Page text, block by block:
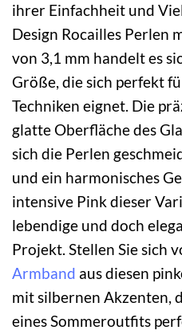
ihrer Einfachheit und
Design Rocailles Perlen
von 3,1 mm handelt es
Größe, die sich perfekt
Techniken eignet. Die
glatte Oberfläche des
sich die Perlen
und ein harmonisches
intensive Pink dieser
lebendige und doch
Projekt. Stellen Sie sich
Armband aus diesen
mit silbernen Akzenten,
eines Sommeroutfits